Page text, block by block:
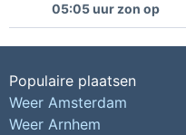
05:05 uur zon op
Populaire plaatsen
Weer Amsterdam
Weer Arnhem